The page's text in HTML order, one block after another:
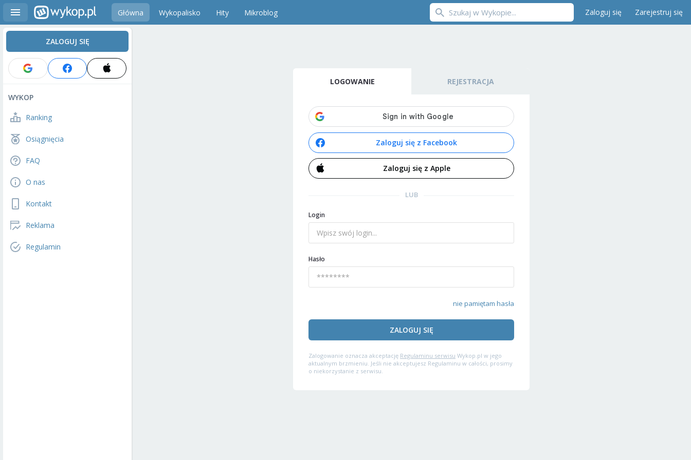
Główna Wykopalisko Hity Mikroblog Zaloguj się Zarejestruj się
ZALOGUJ SIĘ
WYKOP
Ranking
Osiągnięcia
FAQ
O nas
Kontakt
Reklama
Regulamin
LOGOWANIE REJESTRACJA
Zaloguj się z Facebook
Zaloguj się z Apple
LUB
Login
Hasło
nie pamiętam hasła
ZALOGUJ SIĘ
Zalogowanie oznacza akceptację Regulaminu serwisu Wykop.pl w jego
aktualnym brzmieniu. Jeśli nie akceptujesz Regulaminu w całości, prosimy
o niekorzystanie z serwisu.